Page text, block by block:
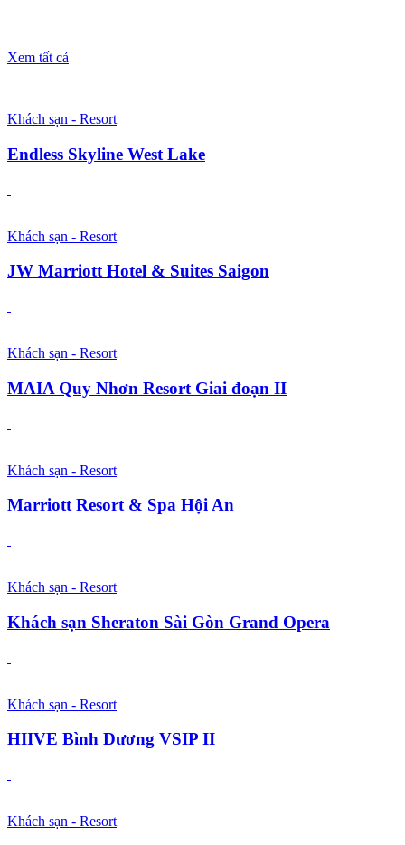
Xem tất cả
Khách sạn - Resort
Endless Skyline West Lake
Khách sạn - Resort
JW Marriott Hotel & Suites Saigon
Khách sạn - Resort
MAIA Quy Nhơn Resort Giai đoạn II
Khách sạn - Resort
Marriott Resort & Spa Hội An
Khách sạn - Resort
Khách sạn Sheraton Sài Gòn Grand Opera
Khách sạn - Resort
HIIVE Bình Dương VSIP II
Khách sạn - Resort